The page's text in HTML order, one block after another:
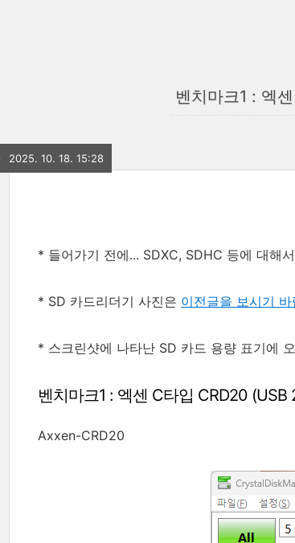
벤치마크1 : 엑
2025. 10. 18. 15:28
* 들어가기 전에... SDXC, SDHC 등에 대해
* SD 카드리더기 사진은 이전글을 보시기
* 스크린샷에 나타난 SD 카드 용량 표기에
벤치마크1 : 엑센 C타입 CRD20
Axxen-CRD20